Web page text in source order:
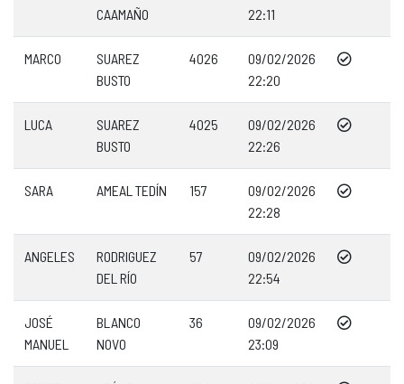
CAAMAÑO
22:11
MARCO
SUAREZ
BUSTO
4026
09/02/2026
22:20
LUCA
SUAREZ
BUSTO
4025
09/02/2026
22:26
SARA AMEAL TEDÍN 157
09/02/2026
22:28
ANGELES
RODRIGUEZ
DEL RÍO
57
09/02/2026
22:54
JOSÉ
MANUEL
BLANCO
NOVO
36
09/02/2026
23:09